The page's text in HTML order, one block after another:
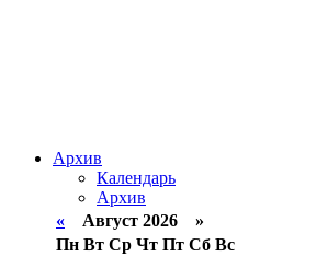
Архив
Календарь
Архив
« Август 2026 »
Пн Вт Ср Чт Пт Сб Вс